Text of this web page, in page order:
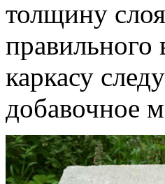
толщину
правильного
каркасу
добавочное